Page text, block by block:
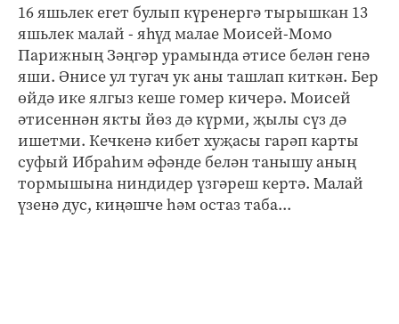
16 яшьлек егет булып күренергә тырышкан 13
яшьлек малай - яһүд малае Моисей-Момо
Парижның Зәңгәр урамында әтисе белән генә
яши. Әнисе ул тугач ук аны ташлап киткән. Бер
өйдә ике ялгыз кеше гомер кичерә. Моисей
әтисеннән якты йөз дә күрми, җылы сүз дә
ишетми. Кечкенә кибет хуҗасы гарәп карты
суфый Ибраһим әфәнде белән танышу аның
тормышына ниндидер үзгәреш кертә. Малай
үзенә дус, киңәшче һәм остаз таба...